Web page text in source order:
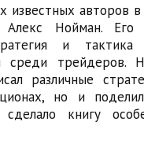
известных авторов
Нойман. Его
и тактика
среди трейдеров.
различные
но и
книгу